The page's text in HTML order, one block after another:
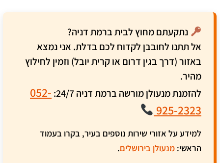
נתקעתם מחוץ לבית ברמת דניה?
אל תתנו לחובבן לקדוח לכם בדלת. אני נמצא
באזור (דרך בגין דרום או קרית יובל) וזמין לחילוץ
מהיר.
להזמנת מנעולן מורשה ברמת דניה 24/7:
052-
925-2323
למידע על אזורי שירות נוספים בעיר, בקרו בעמוד
הראשי: מנעולן בירושלים.